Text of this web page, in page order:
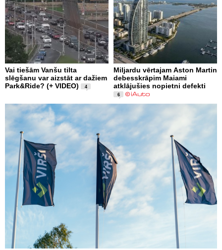
Vai tiešām Vanšu tilta
slēgšanu var aizstāt ar dažiem
Park&Ride? (+ VIDEO)
4
Miljardu vērtajam Aston Martin
debesskrāpim Maiami
atklājušies nopietni defekti
6